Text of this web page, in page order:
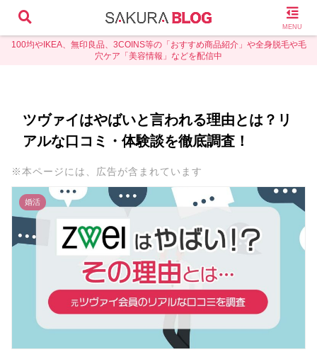
100均やIKEA、無印良品、3COINS等の「おすすめ商品紹介」や全身脱毛や毛
穴ケア「美容情報」などを配信中
ツヴァイはやばいと言われる理由とは？リ
アルな口コミ・体験談を徹底調査！
※本ページには、広告が含まれています
婚活
MENU